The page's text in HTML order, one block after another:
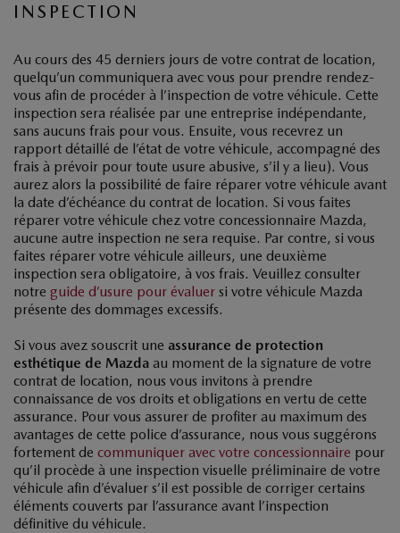
INSPECTION
Au cours des 45 derniers jours de votre contrat de location,
quelqu’un communiquera avec vous pour prendre rendez-
vous afin de procéder à l’inspection de votre véhicule. Cette
inspection sera réalisée par une entreprise indépendante,
sans aucuns frais pour vous. Ensuite, vous recevrez un
rapport détaillé de l’état de votre véhicule, accompagné des
frais à prévoir pour toute usure abusive, s’il y a lieu). Vous
aurez alors la possibilité de faire réparer votre véhicule avant
la date d’échéance du contrat de location. Si vous faites
réparer votre véhicule chez votre concessionnaire Mazda,
aucune autre inspection ne sera requise. Par contre, si vous
faites réparer votre véhicule ailleurs, une deuxième
inspection sera obligatoire, à vos frais. Veuillez consulter
notre guide d’usure pour évaluer si votre véhicule Mazda
présente des dommages excessifs.
Si vous avez souscrit une assurance de protection
esthétique de Mazda au moment de la signature de votre
contrat de location, nous vous invitons à prendre
connaissance de vos droits et obligations en vertu de cette
assurance. Pour vous assurer de profiter au maximum des
avantages de cette police d’assurance, nous vous suggérons
fortement de communiquer avec votre concessionnaire pour
qu’il procède à une inspection visuelle préliminaire de votre
véhicule afin d’évaluer s’il est possible de corriger certains
éléments couverts par l’assurance avant l’inspection
définitive du véhicule.